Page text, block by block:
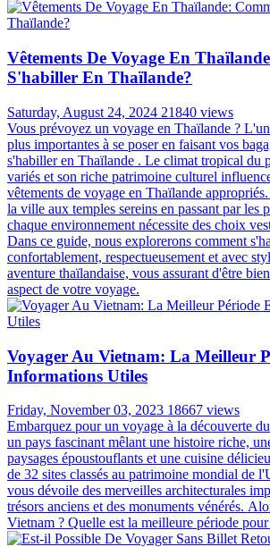
Vêtements De Voyage En
S'habiller En Thaïlande?
Saturday, August 24, 2024 21840 views
Vous prévoyez un voyage en Thaïlande ?
plus importantes à se poser en faisant vos
s'habiller en Thaïlande . Le climat tropical du
variés et son riche patrimoine culturel
vêtements de voyage en Thaïlande
la ville aux temples sereins en passant par les
chaque environnement nécessite des choix
Dans ce guide, nous explorerons comment
confortablement, respectueusement et avec
aventure thaïlandaise, vous assurant d'être
aspect de votre voyage.
Voyager Au Vietnam: La Meilleur
Informations Utiles
Friday, November 03, 2023 18667 views
Embarquez pour un voyage à la découverte
un pays fascinant mêlant une histoire riche,
paysages époustouflants et une cuisine
de 32 sites classés au patrimoine mondial de
vous dévoile des merveilles architecturales
trésors anciens et des monuments vénérés.
Vietnam ? Quelle est la meilleure période